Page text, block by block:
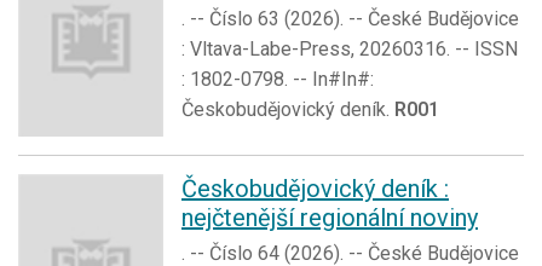
. -- Číslo 63 (2026). -- České Budějovice
: Vltava-Labe-Press, 20260316. -- ISSN
: 1802-0798. -- In#In#:
Českobudějovický deník. R001
Českobudějovický deník :
nejčtenější regionální noviny
. -- Číslo 64 (2026). -- České Budějovice